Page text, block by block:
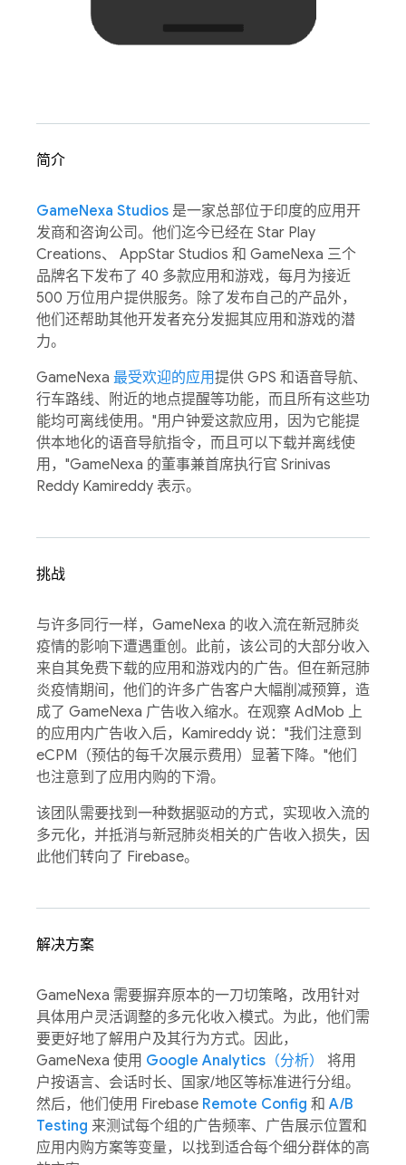
简介
GameNexa Studios 是一家总部位于印度的应用开
发商和咨询公司。他们迄今已经在 Star Play
Creations、 AppStar Studios 和 GameNexa 三个
品牌名下发布了 40 多款应用和游戏，每月为接近
500 万位用户提供服务。除了发布自己的产品外，
他们还帮助其他开发者充分发掘其应用和游戏的潜
力。
GameNexa 最受欢迎的应用提供 GPS 和语音导航、
行车路线、附近的地点提醒等功能，而且所有这些功
能均可离线使用。"用户钟爱这款应用，因为它能提
供本地化的语音导航指令，而且可以下载并离线使
用，"GameNexa 的董事兼首席执行官 Srinivas
Reddy Kamireddy 表示。
挑战
与许多同行一样，GameNexa 的收入流在新冠肺炎
疫情的影响下遭遇重创。此前，该公司的大部分收入
来自其免费下载的应用和游戏内的广告。但在新冠肺
炎疫情期间，他们的许多广告客户大幅削减预算，造
成了 GameNexa 广告收入缩水。在观察 AdMob 上
的应用内广告收入后，Kamireddy 说："我们注意到
eCPM（预估的每千次展示费用）显著下降。"他们
也注意到了应用内购的下滑。
该团队需要找到一种数据驱动的方式，实现收入流的
多元化，并抵消与新冠肺炎相关的广告收入损失，因
此他们转向了 Firebase。
解决方案
GameNexa 需要摒弃原本的一刀切策略，改用针对
具体用户灵活调整的多元化收入模式。为此，他们需
要更好地了解用户及其行为方式。因此，
GameNexa 使用 Google Analytics（分析）
将用
户按语言、会话时长、国家/地区等标准进行分组。
然后，他们使用 Firebase Remote Config 和 A/B
Testing 来测试每个组的广告频率、广告展示位置和
应用内购方案等变量，以找到适合每个细分群体的高